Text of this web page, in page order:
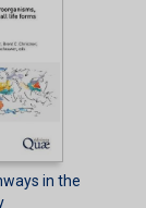
in the